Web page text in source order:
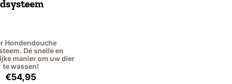
Hondendouche
Dé snelle en
manier om uw dier
te wassen!
Prijs: 54,95, exclusief btw: 45,41
€54,95